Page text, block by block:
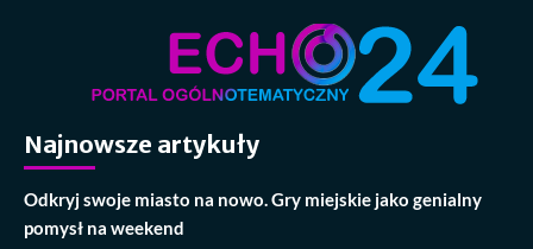
Najnowsze artykuły
Odkryj swoje miasto na nowo. Gry miejskie jako genialny
pomysł na weekend